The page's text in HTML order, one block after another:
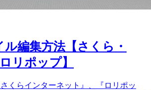
編集方法【さくら・
リポップ】
さくらインターネット』、『ロリポッ